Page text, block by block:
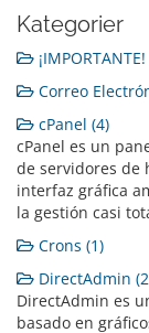
Kategorier
Correo
cPanel (4)
cPanel es un
de servidores de
interfaz gráfica
la gestión casi
Crons (1)
DirectAdmin
DirectAdmin es
basado en